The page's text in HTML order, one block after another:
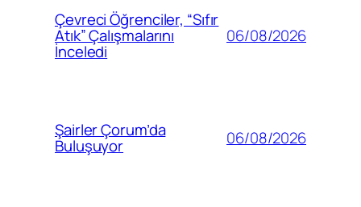
Çevreci Öğrenciler, “Sıfır
Atık” Çalışmalarını
İnceledi
06/08/2026
Şairler Çorum’da
Buluşuyor 06/08/2026